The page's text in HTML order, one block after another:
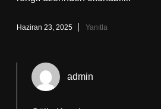
Haziran 23, 2025 Yanıtla
admin